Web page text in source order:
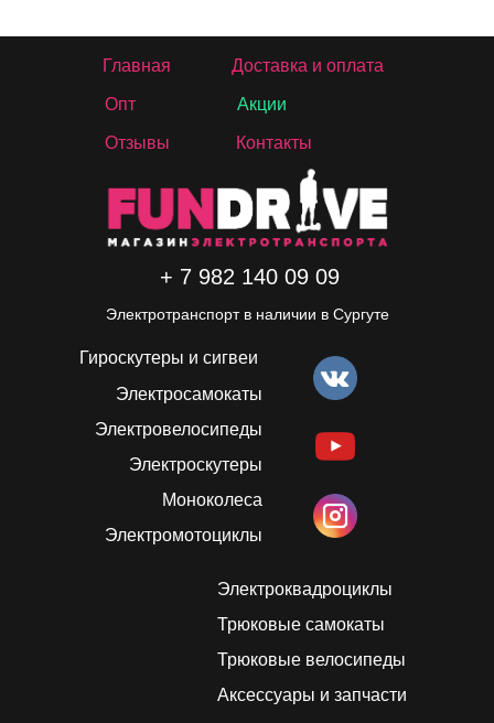
Гироскутеры и сигвеи
Электросамокаты
Электровелосипеды
Электроскутеры
Моноколеса
Электромотоциклы
Электроквадроциклы
Трюковые самокаты
Трюковые велосипеды
Аксессуары и запчасти
Главная Доставка и оплата
Опт
Отзывы
Акции
Контакты
+ 7 982 140 09 09
Электротранспорт в наличии в Сургуте